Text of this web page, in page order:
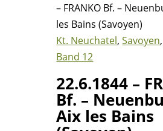
– FRANKO Bf. –
les Bains (Savoyen)
Kt. Neuchatel,Savoyen
Band 12
22.6.1844 –
Bf. –
Aix les Bains